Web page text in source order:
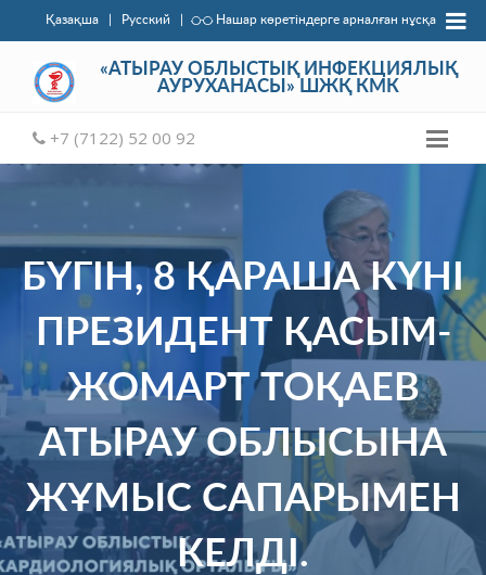
Нашар көретіндерге арналған нұсқа
Қазақша | Русский |
«АТЫРАУ ОБЛЫСТЫҚ ИНФЕКЦИЯЛЫҚ
АУРУХАНАСЫ» ШЖҚ КМК
+7 (7122) 52 00 92
БҮГІН, 8 ҚАРАША КҮНІ
ПРЕЗИДЕНТ ҚАСЫМ-
ЖОМАРТ ТОҚАЕВ
АТЫРАУ ОБЛЫСЫНА
ЖҰМЫС САПАРЫМЕН
КЕЛДІ.